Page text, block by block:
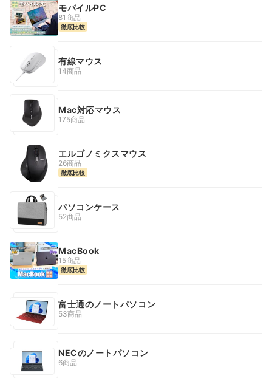
モバイルPC
81商品
徹底比較
有線マウス
14商品
Mac対応マウス
175商品
エルゴノミクスマウス
26商品
徹底比較
パソコンケース
52商品
MacBook
15商品
徹底比較
富士通のノートパソコン
53商品
NECのノートパソコン
6商品